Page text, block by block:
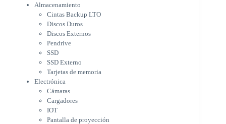
Cámaras
Cargadores
IOT
Pantalla de proyección
Pantallas
Parlantes
Proyectores
Relojes Inteligentes
Televisores
Gaming
Escritorios & Sillas
Hogar
Almacenamiento
Cintas Backup LTO
Discos Duros
Discos Externos
Pendrive
SSD
SSD Externo
Tarjetas de memoria
Electrónica
Cámaras
Cargadores
IOT
Pantalla de proyección